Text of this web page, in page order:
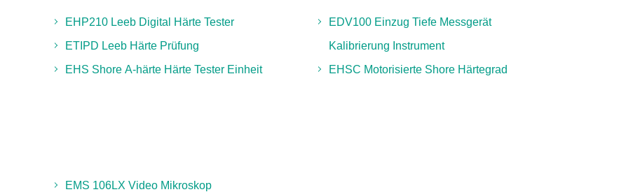
EHP210 Leeb Digital Härte Tester
ETIPD Leeb Härte Prüfung
EHS Shore A-härte Härte Tester Einheit
EDV100 Einzug Tiefe Messgerät
Kalibrierung Instrument
EHSC Motorisierte Shore Härtegrad
EMS 106LX Video Mikroskop